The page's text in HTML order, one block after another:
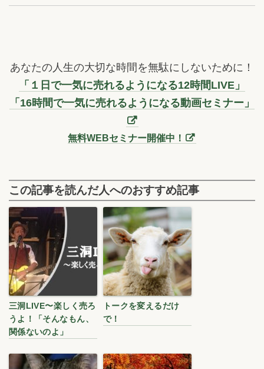
あなたの人生の大切な時間を無駄にしないために！
「１日で一気に売れるようになる12時間LIVE」
「16時間で一気に売れるようになる動画セミナー」
無料WEBセミナー開催中！
この記事を読んだ人へのおすすめ記事
三洞LIVE〜楽しく売ろ
うよ！「そんなもん、
関係ないのよ」
トークを変えるだけ
で！